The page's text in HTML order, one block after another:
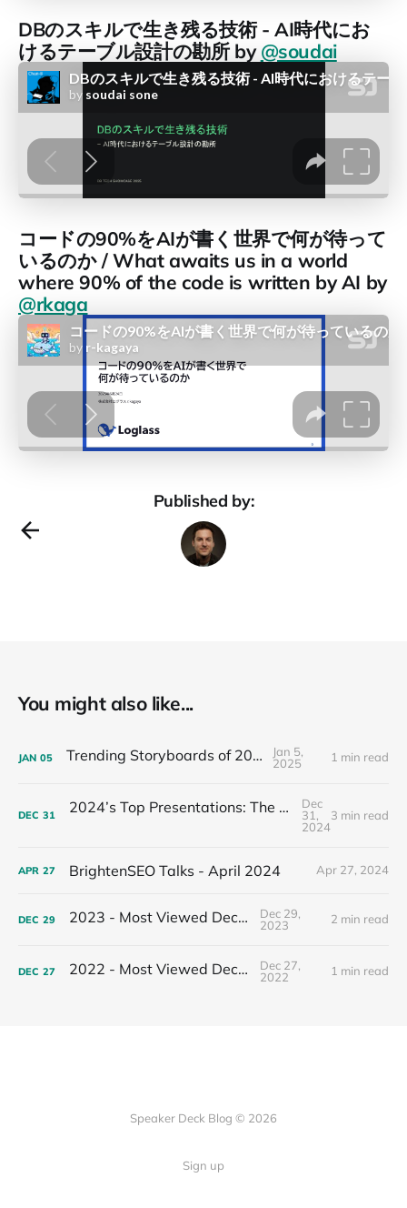
DBのスキルで生き残る技術 - AI時代にお
けるテーブル設計の勘所 by@soudai
コードの90%をAIが書く世界で何が待って
いるのか / What awaits us in a world
where 90% of the code is written by AI by
@rkaga
Published by:
You might also like...
JAN 05 Trending Storyboards of 2024
Jan 5,
2025
1 min read
DEC 31 2024’s Top Presentations: The Most Viewed Decks of the Year
Dec
31,
2024
3 min read
APR 27 BrightenSEO Talks - April 2024 Apr 27, 2024
DEC 29 2023 - Most Viewed Decks
Dec 29,
2023
2 min read
DEC 27 2022 - Most Viewed Decks
Dec 27,
2022
1 min read
Speaker Deck Blog © 2026
Sign up